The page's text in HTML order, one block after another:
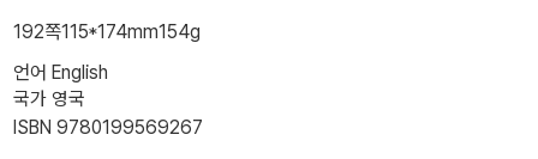
192쪽115*174mm154g
언어 English
국가 영국
ISBN 9780199569267